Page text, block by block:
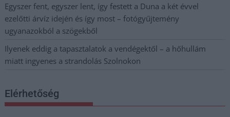
Egyszer fent, egyszer lent, így festett a Duna a két évvel
ezelőtti árvíz idején és így most – fotógyűjtemény
ugyanazokból a szögekből
Ilyenek eddig a tapasztalatok a vendégektől – a hőhullám
miatt ingyenes a strandolás Szolnokon
Elérhetőség